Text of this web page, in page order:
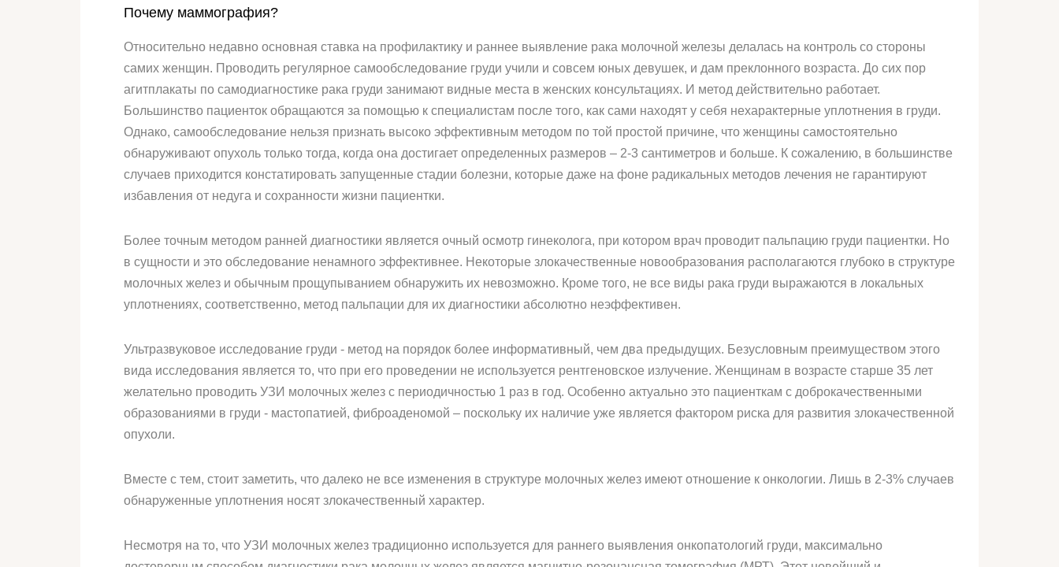
Почему маммография?
Относительно недавно основная ставка на профилактику и раннее выявление рака молочной железы делалась на контроль со стороны
самих женщин. Проводить регулярное самообследование груди учили и совсем юных девушек, и дам преклонного возраста. До сих пор
агитплакаты по самодиагностике рака груди занимают видные места в женских консультациях. И метод действительно работает.
Большинство пациенток обращаются за помощью к специалистам после того, как сами находят у себя нехарактерные уплотнения в груди.
Однако, самообследование нельзя признать высоко эффективным методом по той простой причине, что женщины самостоятельно
обнаруживают опухоль только тогда, когда она достигает определенных размеров – 2-3 сантиметров и больше. К сожалению, в большинстве
случаев приходится констатировать запущенные стадии болезни, которые даже на фоне радикальных методов лечения не гарантируют
избавления от недуга и сохранности жизни пациентки.
Более точным методом ранней диагностики является очный осмотр гинеколога, при котором врач проводит пальпацию груди пациентки. Но
в сущности и это обследование ненамного эффективнее. Некоторые злокачественные новообразования располагаются глубоко в структуре
молочных желез и обычным прощупыванием обнаружить их невозможно. Кроме того, не все виды рака груди выражаются в локальных
уплотнениях, соответственно, метод пальпации для их диагностики абсолютно неэффективен.
Ультразвуковое исследование груди - метод на порядок более информативный, чем два предыдущих. Безусловным преимуществом этого
вида исследования является то, что при его проведении не используется рентгеновское излучение. Женщинам в возрасте старше 35 лет
желательно проводить УЗИ молочных желез с периодичностью 1 раз в год. Особенно актуально это пациенткам с доброкачественными
образованиями в груди - мастопатией, фиброаденомой – поскольку их наличие уже является фактором риска для развития злокачественной
опухоли.
Вместе с тем, стоит заметить, что далеко не все изменения в структуре молочных желез имеют отношение к онкологии. Лишь в 2-3% случаев
обнаруженные уплотнения носят злокачественный характер.
Несмотря на то, что УЗИ молочных желез традиционно используется для раннего выявления онкопатологий груди, максимально